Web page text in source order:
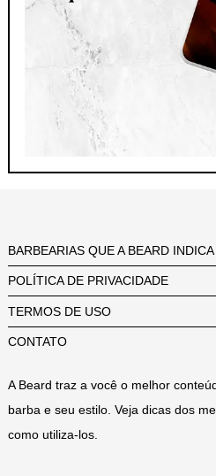
BARBEARIAS QUE A BEARD INDICA
POLÍTICA DE PRIVACIDADE
TERMOS DE USO
CONTATO
A Beard traz a você o melhor
barba e seu estilo. Veja dicas dos
como utiliza-los.